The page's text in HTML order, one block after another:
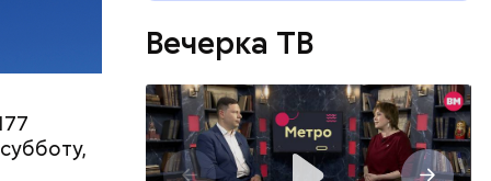
Вечерка ТВ